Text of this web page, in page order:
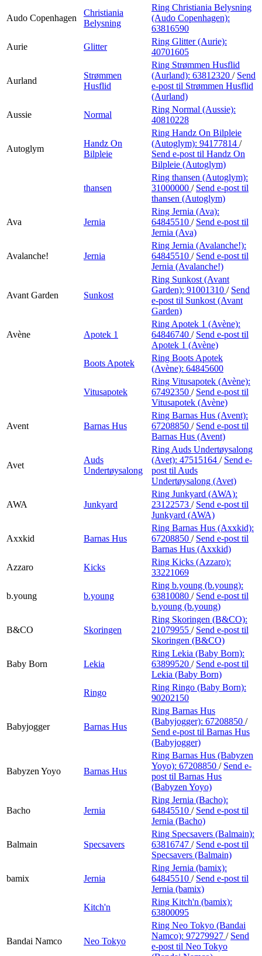
Audo Copenhagen
Christiania
Belysning
Ring Christiania Belysning
(Audo Copenhagen):
63816590
Aurie
Glitter
Ring Glitter (Aurie):
40701605
Aurland
Strømmen
Husflid
Ring Strømmen Husflid
(Aurland): 63812320 / Send
e-post til Strømmen Husflid
(Aurland)
Aussie
Normal
Ring Normal (Aussie):
40810228
Autoglym
Handz On
Bilpleie
Ring Handz On Bilpleie
(Autoglym): 94177814 /
Send e-post til Handz On
Bilpleie (Autoglym)
thansen
Ring thansen (Autoglym):
31000000 / Send e-post til
thansen (Autoglym)
Ava Jernia
Ring Jernia (Ava):
64845510 / Send e-post til
Jernia (Ava)
Avalanche! Jernia
Ring Jernia (Avalanche!):
64845510 / Send e-post til
Jernia (Avalanche!)
Avant Garden Sunkost
Ring Sunkost (Avant
Garden): 91001310 / Send
e-post til Sunkost (Avant
Garden)
Avène Apotek 1
Ring Apotek 1 (Avène):
64846740 / Send e-post til
Apotek 1 (Avène)
Boots Apotek
Ring Boots Apotek
(Avène): 64845600
Vitusapotek
Ring Vitusapotek (Avène):
67492350 / Send e-post til
Vitusapotek (Avène)
Avent Barnas Hus
Ring Barnas Hus (Avent):
67208850 / Send e-post til
Barnas Hus (Avent)
Avet
Auds
Undertøysalong
Ring Auds Undertøysalong
(Avet): 47515164 / Send e-
post til Auds
Undertøysalong (Avet)
AWA Junkyard
Ring Junkyard (AWA):
23122573 / Send e-post til
Junkyard (AWA)
Axxkid Barnas Hus
Ring Barnas Hus (Axxkid):
67208850 / Send e-post til
Barnas Hus (Axxkid)
Azzaro
Kicks
Ring Kicks (Azzaro):
33221069
b.young b.young
Ring b.young (b.young):
63810080 / Send e-post til
b.young (b.young)
B&CO Skoringen
Ring Skoringen (B&CO):
21079955 / Send e-post til
Skoringen (B&CO)
Baby Born Lekia
Ring Lekia (Baby Born):
63899520 / Send e-post til
Lekia (Baby Born)
Ringo
Ring Ringo (Baby Born):
90202150
Babyjogger Barnas Hus
Ring Barnas Hus
(Babyjogger): 67208850 /
Send e-post til Barnas Hus
(Babyjogger)
Babyzen Yoyo Barnas Hus
Ring Barnas Hus (Babyzen
Yoyo): 67208850 / Send e-
post til Barnas Hus
(Babyzen Yoyo)
Bacho Jernia
Ring Jernia (Bacho):
64845510 / Send e-post til
Jernia (Bacho)
Balmain Specsavers
Ring Specsavers (Balmain):
63816747 / Send e-post til
Specsavers (Balmain)
bamix Jernia
Ring Jernia (bamix):
64845510 / Send e-post til
Jernia (bamix)
Kitch'n
Ring Kitch'n (bamix):
63800095
Bandai Namco Neo Tokyo
Ring Neo Tokyo (Bandai
Namco): 97279927 / Send
e-post til Neo Tokyo